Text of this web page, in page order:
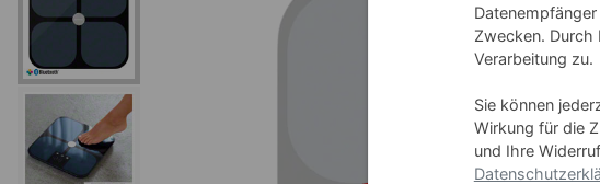
Zwecken. Durch
Verarbeitung zu.
Sie können
Wirkung für die
und Ihre